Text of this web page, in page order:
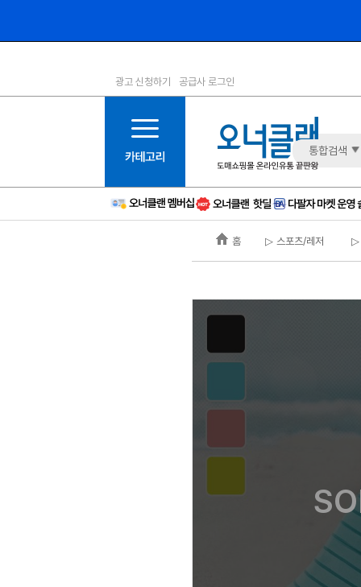
1등급
6등급
11등급
12등급
15등급
16등급
광고 신청하기 공급사 로그인
통합검색
홈 ▷ 스포츠/레저 ▷